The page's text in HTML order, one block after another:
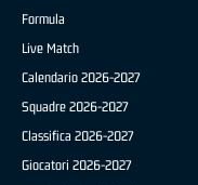
Formula
Live Match
Calendario 2026-2027
Squadre 2026-2027
Classifica 2026-2027
Giocatori 2026-2027